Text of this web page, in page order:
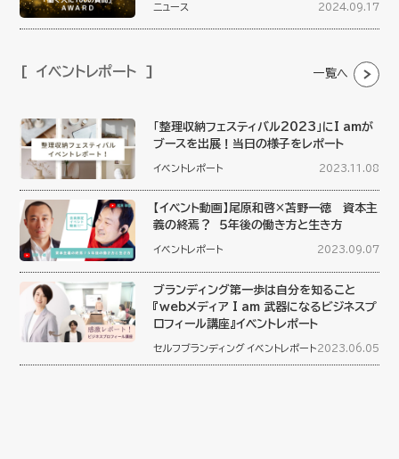
ニュース 2024.09.17
イベントレポート 一覧へ
「整理収納フェスティバル2023」にI amが
ブースを出展！当日の様子をレポート
イベントレポート 2023.11.08
【イベント動画】尾原和啓×苫野一徳 資本主
義の終焉？ ５年後の働き方と生き方
イベントレポート 2023.09.07
ブランディング第一歩は自分を知ること
『webメディア I am 武器になるビジネスプ
ロフィール講座』イベントレポート
セルフブランディング イベントレポート 2023.06.05